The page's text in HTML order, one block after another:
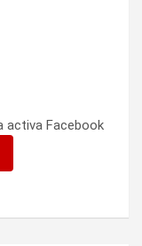
activa Facebook